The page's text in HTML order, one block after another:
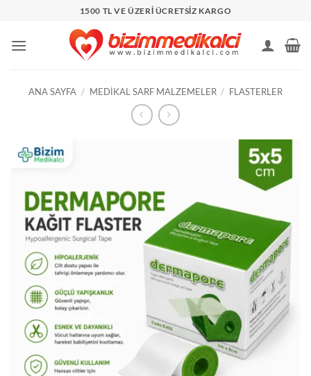
1500 TL VE ÜZERİ ÜCRETSİZ KARGO
ANA SAYFA / MEDIKAL SARF MALZEMELER / FLASTERLER